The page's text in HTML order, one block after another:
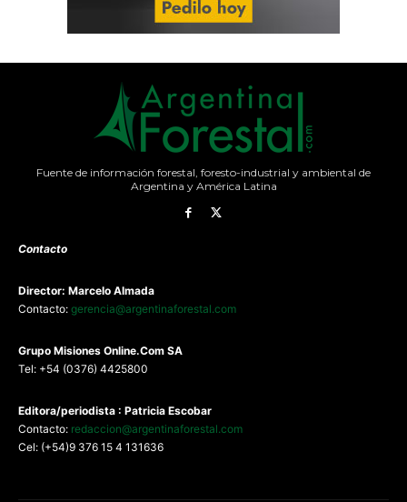
Fuente de información forestal, foresto-industrial y ambiental de
Argentina y América Latina
Contacto
Director: Marcelo Almada
Contacto: gerencia@argentinaforestal.com
Grupo Misiones Online.Com SA
Tel: +54 (0376) 4425800
Editora/periodista : Patricia Escobar
Contacto: redaccion@argentinaforestal.com
Cel: (+54)9 376 15 4 131636